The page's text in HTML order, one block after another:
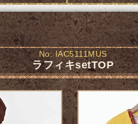
No: IAC5111MUS
ラフィキsetTOP